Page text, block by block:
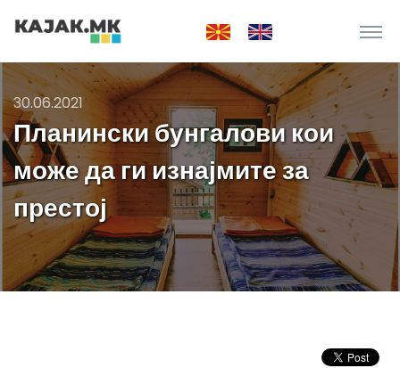
30.06.2021
Планински бунгалови кои
може да ги изнајмите за
престој